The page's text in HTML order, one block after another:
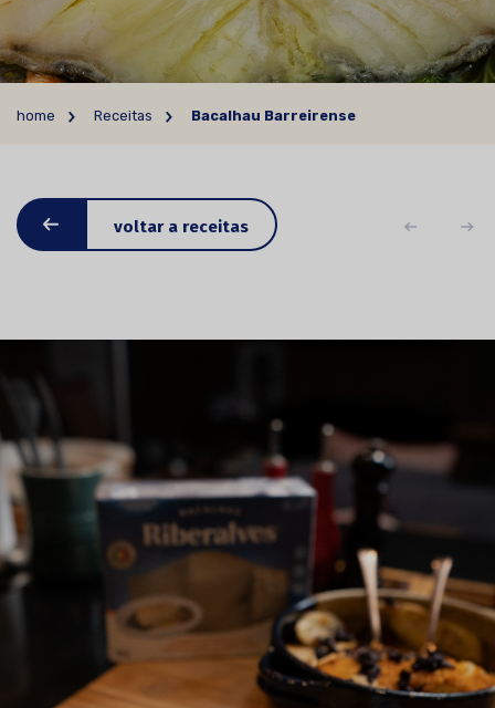
home Receitas Bacalhau Barreirense
voltar a receitas